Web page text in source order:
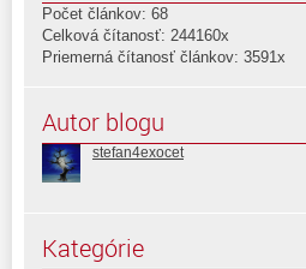
Počet článkov: 68
Celková čítanosť: 244160x
Priemerná čítanosť článkov: 3591x
Autor blogu
stefan4exocet
Kategórie